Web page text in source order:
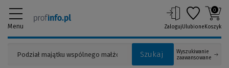
Menu
Szukaj
Wyszukiwanie
zaawansowane
ZalogujUlubione
0
Koszyk